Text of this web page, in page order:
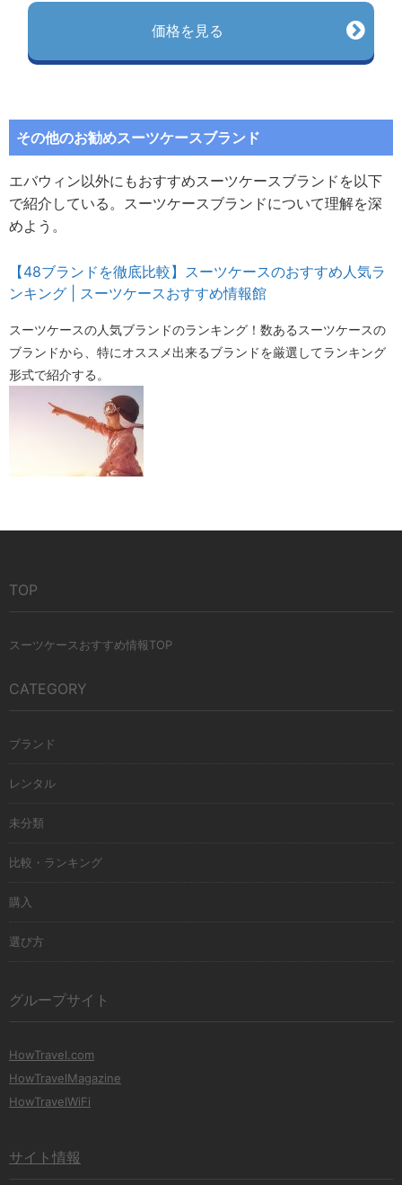
価格を見る
その他のお勧めスーツケースブランド
エバウィン以外にもおすすめスーツケースブランドを以下
で紹介している。スーツケースブランドについて理解を深
めよう。
【48ブランドを徹底比較】スーツケースのおすすめ人気ラ
ンキング | スーツケースおすすめ情報館
スーツケースの人気ブランドのランキング！数あるスーツケースの
ブランドから、特にオススメ出来るブランドを厳選してランキング
形式で紹介する。
スーツケースおすすめ情報館
TOP
スーツケースおすすめ情報TOP
CATEGORY
ブランド
レンタル
未分類
比較・ランキング
購入
選び方
グループサイト
HowTravel.com
HowTravelMagazine
HowTravelWiFi
サイト情報